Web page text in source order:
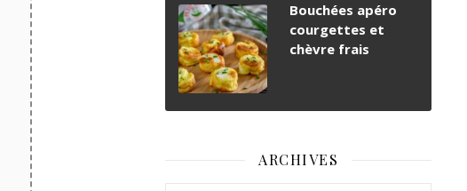
Bouchées apéro
courgettes et
chèvre frais
ARCHIVES